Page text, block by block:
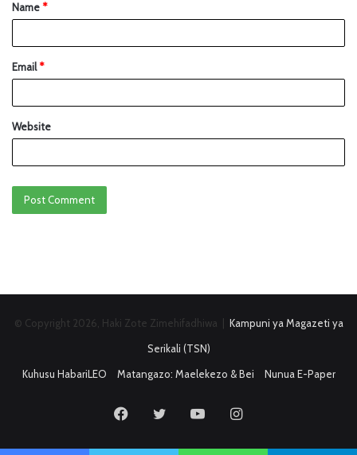
Name*
Email*
Website
© Copyright 2026, Haki Zote Zimehifadhiwa | Kampuni ya Magazeti ya
Serikali (TSN)
Kuhusu HabariLEO
Matangazo: Maelekezo & Bei Nunua E-Paper
FacebookTwitter YouTubeInstagram